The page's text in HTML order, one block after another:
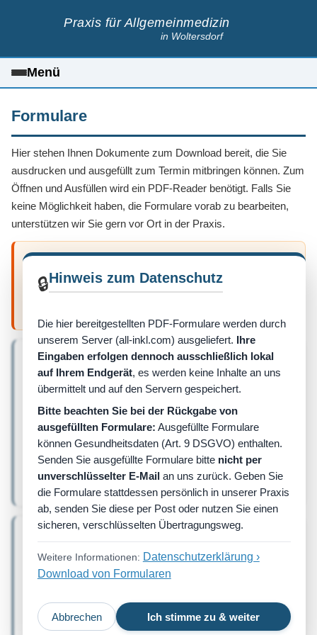
Praxis für Allgemeinmedizin
in Woltersdorf
Menü
Formulare
Hier stehen Ihnen Dokumente zum Download bereit, die Sie
ausdrucken und ausgefüllt zum Termin mitbringen können. Zum
Öffnen und Ausfüllen wird ein PDF-Reader benötigt. Falls Sie
keine Möglichkeit haben, die Formulare vorab zu bearbeiten,
unterstützen wir Sie gern vor Ort in der Praxis.
🔒Hinweis zum Datenschutz
Die hier bereitgestellten PDF-Formulare werden durch
unserem Server (all-inkl.com) ausgeliefert. Ihre
Eingaben erfolgen dennoch ausschließlich lokal
auf Ihrem Endgerät, es werden keine Inhalte an uns
übermittelt und auf den Servern gespeichert.
Bitte beachten Sie bei der Rückgabe von
ausgefüllten Formulare: Ausgefüllte Formulare
können Gesundheitsdaten (Art. 9 DSGVO) enthalten.
Senden Sie ausgefüllte Formulare bitte nicht per
unverschlüsselter E-Mailan uns zurück. Geben Sie
die Formulare stattdessen persönlich in unserer Praxis
ab, senden Sie diese per Post oder nutzen Sie einen
sicheren, verschlüsselten Übertragungsweg.
Weitere Informationen: Datenschutzerklärung ›
Download von Formularen
Abbrechen Ich stimme zu & weiter
Downloads gesperrt — bitte
bestätigen Sie den
Datenschutzhinweis, um die
Hinweis anzeigen
📄
Patienteninformation zum
Datenschutz
Dieses Formular informiert Sie über
die Verarbeitung Ihrer
personenbezogenen Daten in
unserer Praxis. Es erläutert, welche
Daten erhoben werden, zu welchem
Zweck sie verwendet werden und
welche Rechte Sie gemäß
Datenschutzbestimmungen haben.
PDF • 102 KB
⬇Herunterladen
Anamnesefragebogen für
Patientinnen und Patienten
Dieser Fragebogen dient der
strukturierten Erfassung Ihrer
relevanter Lebensumstände. Die
Angaben unterstützen eine sichere